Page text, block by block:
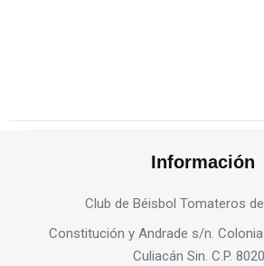
Información
Club de Béisbol Tomateros
Constitución y Andrade s/n.
Culiacán Sin. C.P.